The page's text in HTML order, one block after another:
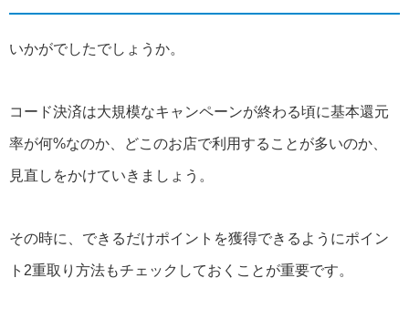
いかがでしたでしょうか。
コード決済は大規模なキャンペーンが終わる頃に基本還元
率が何%なのか、どこのお店で利用することが多いのか、
見直しをかけていきましょう。
その時に、できるだけポイントを獲得できるようにポイン
ト2重取り方法もチェックしておくことが重要です。